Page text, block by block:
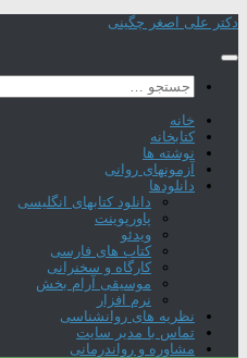
Skip
content
دکتر علی اصغر چگینی
جستجو
برای:
خانه
کتابخانه
نوشته ها
آزمونهای روانی
دانلودها
دانلود کتابهای انگلیسی
پاورپوینت
ویدئو
کتاب های فارسی
کارگاه و سخنرانی
موسیقی آرام بخش
نرم افزار
نظریه های روانشناسی
تماس با مدیر سایت
مشاوره و رواندرمانی